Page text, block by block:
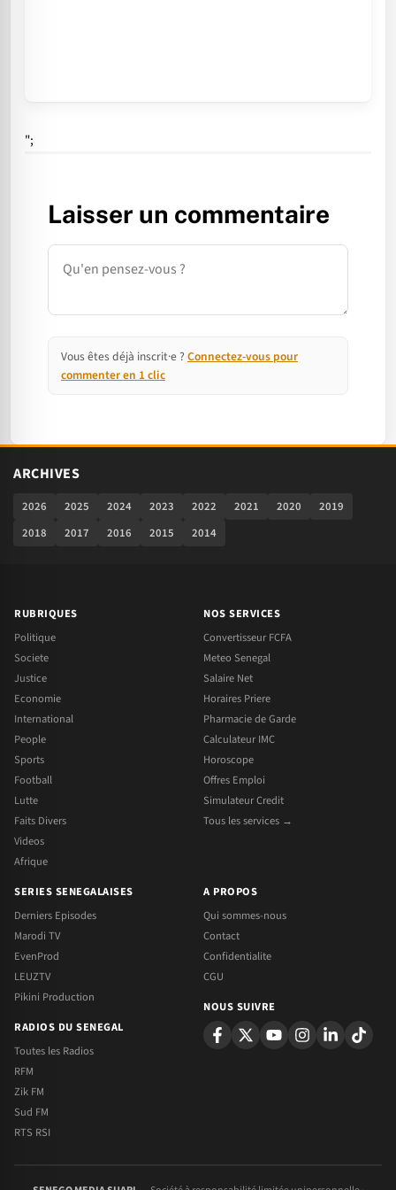
";
Laisser un commentaire
Commentaire
Vous êtes déjà inscrit·e ? Connectez-vous pour
commenter en 1 clic
ARCHIVES
2026 2025 2024 2023 2022 2021 2020
2019
2018
2017 2016 2015 2014
RUBRIQUES
Politique
Societe
Justice
Economie
International
People
Sports
Football
Lutte
Faits Divers
Videos
Afrique
NOS SERVICES
Convertisseur FCFA
Meteo Senegal
Salaire Net
Horaires Priere
Pharmacie de Garde
Calculateur IMC
Horoscope
Offres Emploi
Simulateur Credit
Tous les services →
SERIES SENEGALAISES
Derniers Episodes
Marodi TV
EvenProd
LEUZTV
Pikini Production
RADIOS DU SENEGAL
Toutes les Radios
RFM
Zik FM
Sud FM
RTS RSI
A PROPOS
Qui sommes-nous
Contact
Confidentialite
CGU
NOUS SUIVRE